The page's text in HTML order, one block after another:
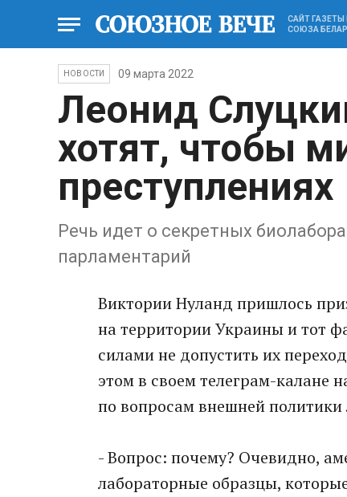
САЙТ
СОЮЗА
НОВОСТИ 09 марта 2022
Леонид
хотят, чтобы
преступлениях
Речь идет о секретных
парламентарий
Виктории Нуланд пришлось
на территории Украины и тот
силами не допустить их
этом в своем телеграм-калане
по вопросам внешней
- Вопрос: почему? Очевидно,
лабораторные образцы,